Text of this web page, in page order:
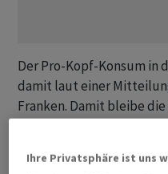
Der Pro-Kopf-Konsum in
damit laut einer
Franken. Damit bleibe
Ihre Privatsphäre ist uns